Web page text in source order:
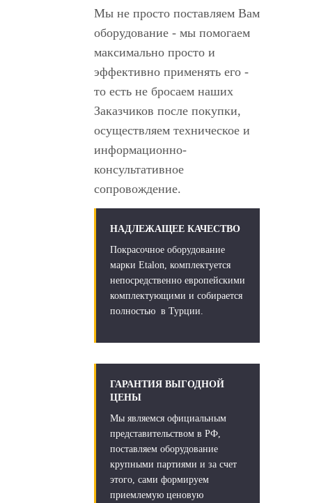
Мы не просто поставляем Вам
оборудование - мы помогаем
максимально просто и
эффективно применять его -
то есть не бросаем наших
Заказчиков после покупки,
осуществляем техническое и
информационно-
консультативное
сопровождение.
НАДЛЕЖАЩЕЕ КАЧЕСТВО
Покрасочное оборудование
марки Etalon, комплектуется
непосредственно европейскими
комплектующими и собирается
полностью в Турции.
ГАРАНТИЯ ВЫГОДНОЙ
ЦЕНЫ
Мы являемся официальным
представительством в РФ,
поставляем оборудование
крупными партиями и за счет
этого, сами формируем
приемлемую ценовую